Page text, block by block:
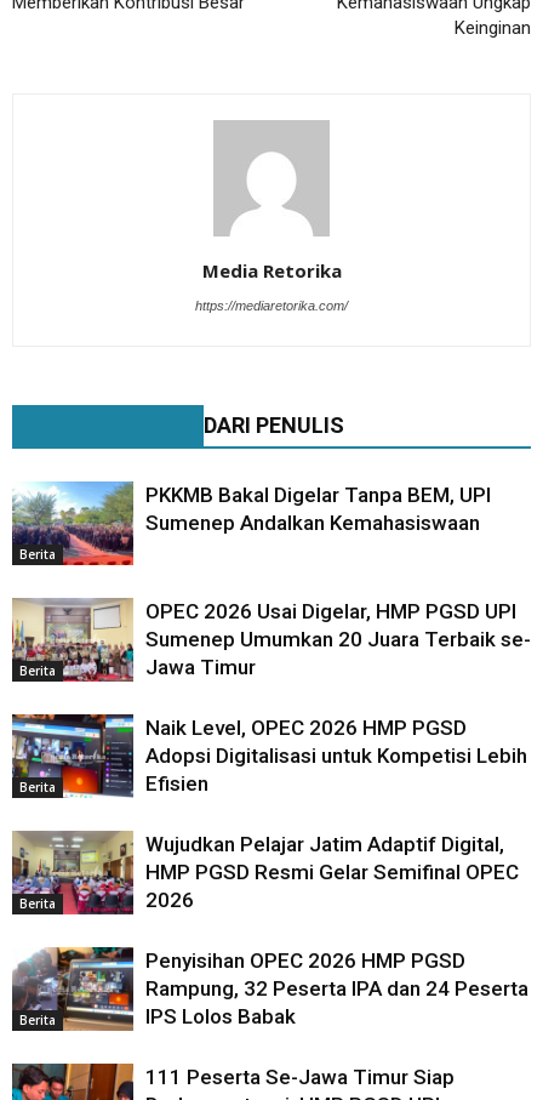
Keinginan
Media Retorika
https://mediaretorika.com/
DARI PENULIS
Berita
PKKMB Bakal Digelar Tanpa BEM, UPI
Sumenep Andalkan Kemahasiswaan
Berita
OPEC 2026 Usai Digelar, HMP PGSD UPI
Sumenep Umumkan 20 Juara Terbaik se-
Jawa Timur
Berita
Naik Level, OPEC 2026 HMP PGSD
Adopsi Digitalisasi untuk Kompetisi Lebih
Efisien
Berita
Wujudkan Pelajar Jatim Adaptif Digital,
HMP PGSD Resmi Gelar Semifinal OPEC
2026
Berita
Penyisihan OPEC 2026 HMP PGSD
Rampung, 32 Peserta IPA dan 24 Peserta
IPS Lolos Babak
111 Peserta Se-Jawa Timur Siap